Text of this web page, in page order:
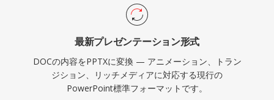
最新プレゼンテーション形式
DOCの内容をPPTXに変換 — アニメーション、トラン
ジション、リッチメディアに対応する現行の
PowerPoint標準フォーマットです。